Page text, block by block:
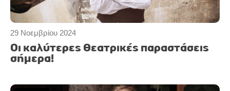
29 Νοεμβρίου 2024
Οι καλύτερες θεατρικές παραστάσεις
σήμερα!